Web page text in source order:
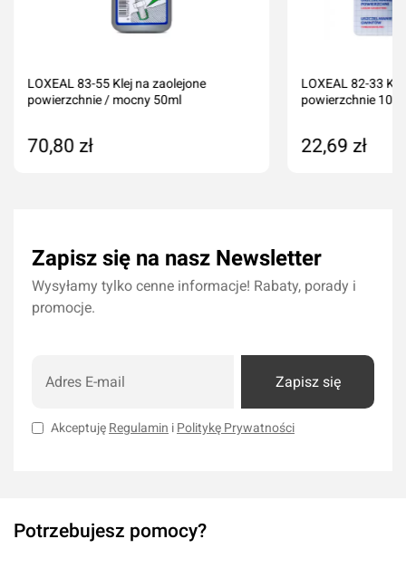
LOXEAL 83-55 Klej na zaolejone
powierzchnie / mocny 50ml
70,80 zł
LOXEAL 82-33
powierzchnie 10ml
22,69 zł
Zapisz się na nasz Newsletter
Wysyłamy tylko cenne informacje! Rabaty, porady i
promocje.
Zapisz się
Akceptuję Regulamin i Politykę Prywatności
Potrzebujesz pomocy?